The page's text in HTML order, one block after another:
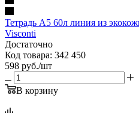
Тетрадь А5 60л линия из
Visconti
Достаточно
Код товара: 342 450
598 руб./шт
В корзину